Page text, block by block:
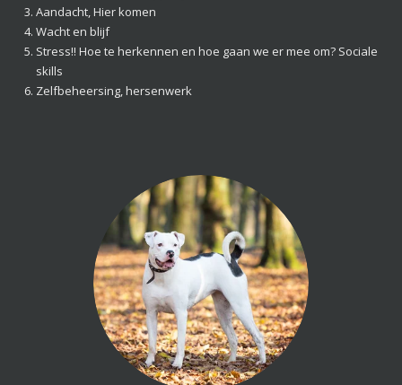
Aandacht, Hier komen
Wacht en blijf
Stress!! Hoe te herkennen en hoe gaan we er mee om? Sociale
skills
Zelfbeheersing, hersenwerk